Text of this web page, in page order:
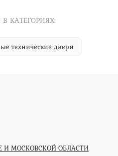
КАТЕГОРИЯХ:
технические двери
И МОСКОВСКОЙ ОБЛАСТИ